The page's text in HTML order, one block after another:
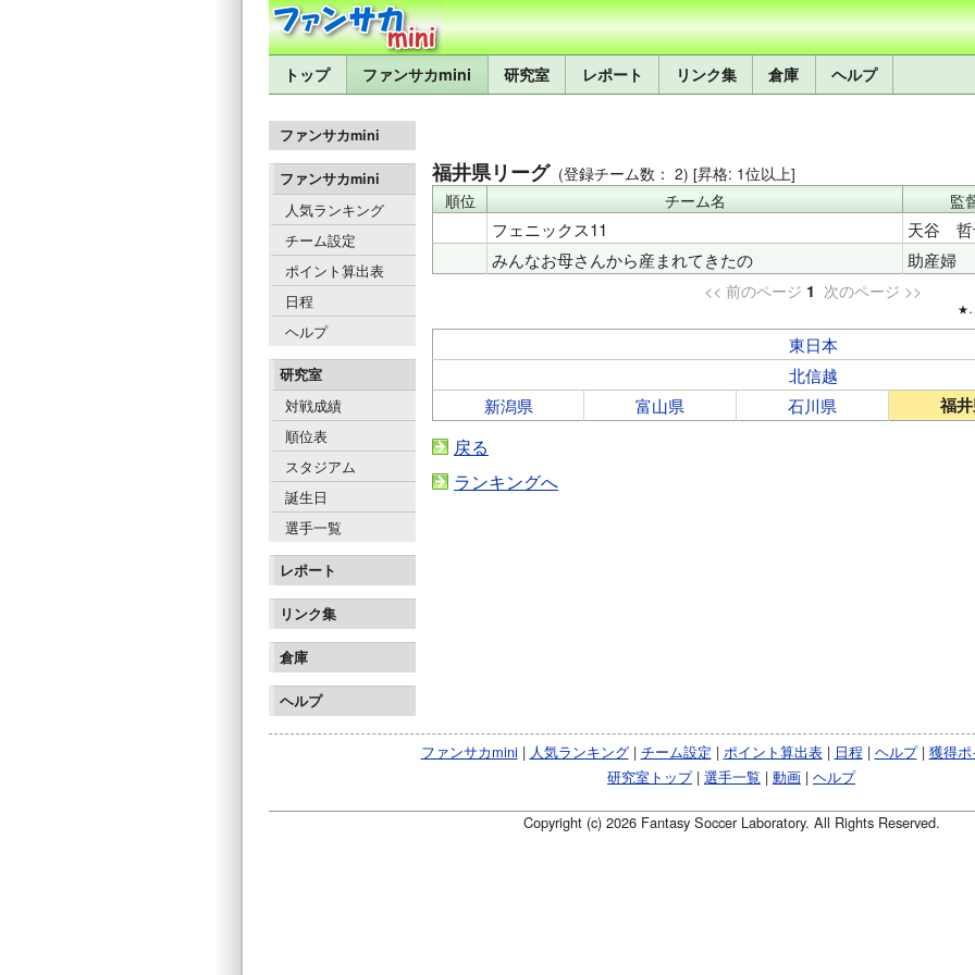
トップ ファンサカmini 研究室 レポート リンク集 倉庫 ヘルプ
ファンサカmini
ファンサカmini
人気ランキング
チーム設定
ポイント算出表
日程
ヘルプ
研究室
対戦成績
順位表
スタジアム
誕生日
選手一覧
レポート
リンク集
倉庫
ヘルプ
福井県リーグ (登録チーム数： 2) [昇格: 1位以上]
順位 チーム名 監
フェニックス11
天谷　
みんなお母さんから産まれてきたの
助産婦
<< 前のページ 1 次のページ >>
東日本
北信越
新潟県
富山県 石川県 福
戻る
ランキングへ
ファンサカmini | 人気ランキング| チーム設定 | ポイント算出表| 日程 | ヘルプ| 獲得
研究室トップ| 選手一覧 | 動画 | ヘルプ
Copyright (c) 2026 Fantasy Soccer Laboratory. All Rights Reserved.